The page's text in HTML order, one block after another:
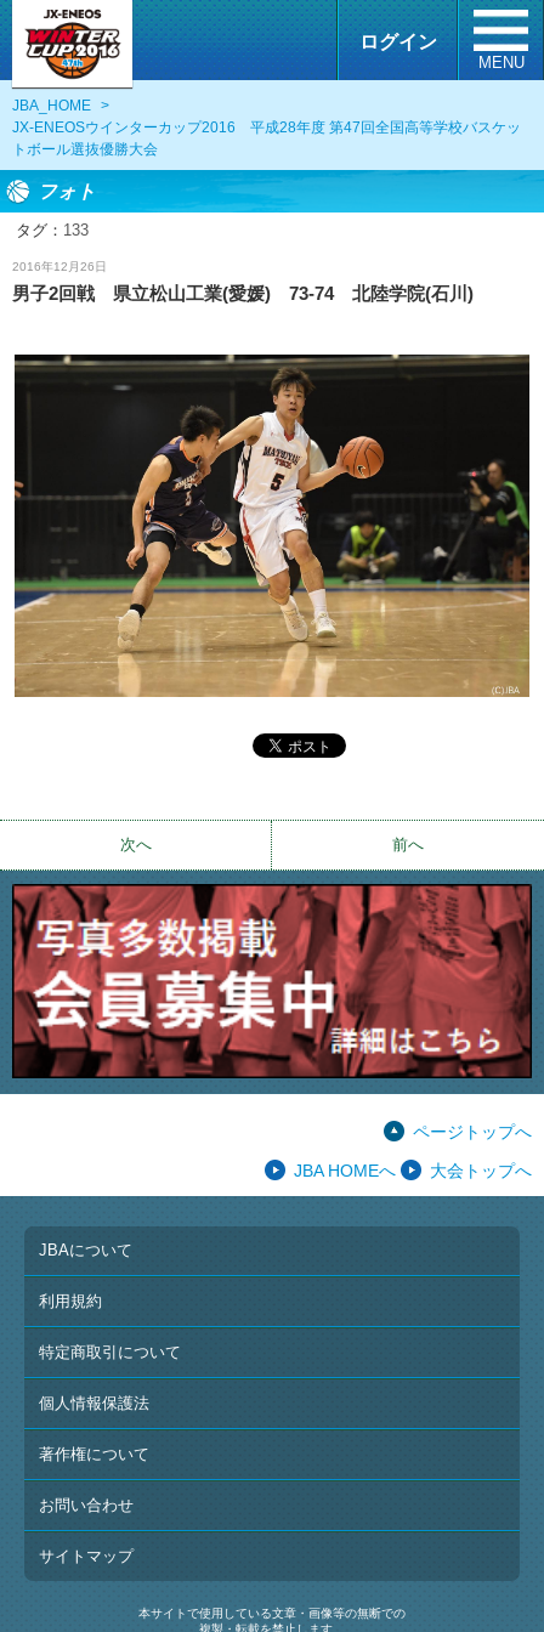
ログイン
MENU
JBA_HOME
>
JX-ENEOSウインターカップ2016 平成28年度 第47回全国高等学校バスケッ
トボール選抜優勝大会
フォト
タグ： 133
2016年12月26日
男子2回戦 県立松山工業(愛媛) 73-74 北陸学院(石川)
次へ 前へ
ページトップへ
JBA HOMEへ
大会トップへ
JBAについて
利用規約
特定商取引について
個人情報保護法
著作権について
お問い合わせ
サイトマップ
本サイトで使用している文章・画像等の無断での
複製・転載を禁止します。